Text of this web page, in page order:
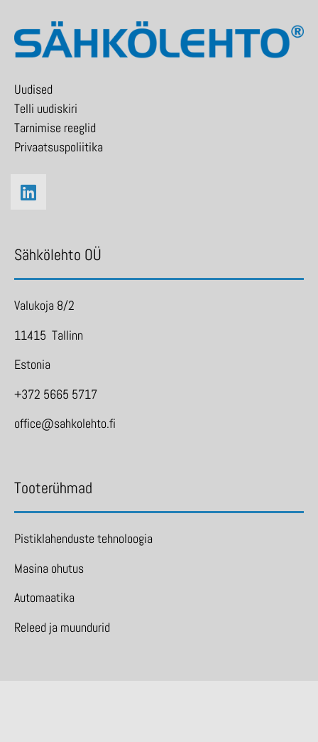
Uudised
Telli uudiskiri
Tarnimise reeglid
Privaatsuspoliitika
Sähkölehto OÜ
Valukoja 8/2
11415 Tallinn
Estonia
+372 5665 5717
office@sahkolehto.fi
Tooterühmad
Pistiklahenduste tehnoloogia
Masina ohutus
Automaatika
Releed ja muundurid